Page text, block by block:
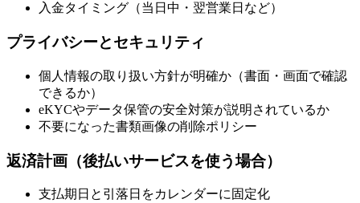
入金タイミング（当日中・翌営業日など）
プライバシーとセキュリティ
個人情報の取り扱い方針が明確か（書面・画面で確認
できるか）
eKYCやデータ保管の安全対策が説明されているか
不要になった書類画像の削除ポリシー
返済計画（後払いサービスを使う場合）
支払期日と引落日をカレンダーに固定化